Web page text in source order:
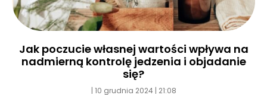
Jak poczucie własnej wartości wpływa na
nadmierną kontrolę jedzenia i objadanie
się?
10 grudnia 2024 21:08